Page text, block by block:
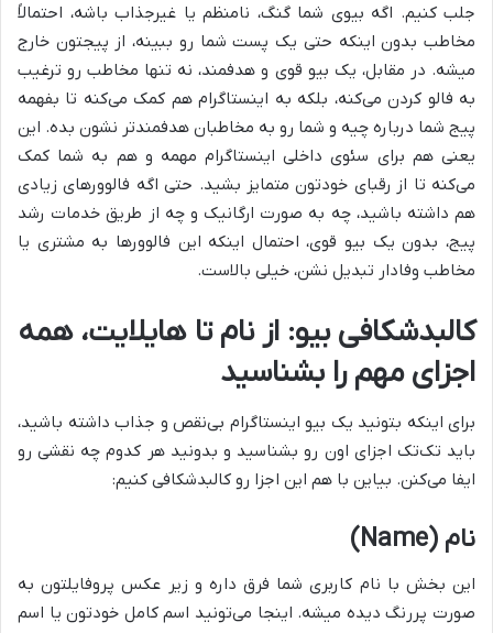
جلب کنیم. اگه بیوی شما گنگ، نامنظم یا غیرجذاب باشه، احتمالاً
مخاطب بدون اینکه حتی یک پست شما رو ببینه، از پیجتون خارج
میشه. در مقابل، یک بیو قوی و هدفمند، نه تنها مخاطب رو ترغیب
به فالو کردن می‌کنه، بلکه به اینستاگرام هم کمک می‌کنه تا بفهمه
پیج شما درباره چیه و شما رو به مخاطبان هدفمندتر نشون بده. این
یعنی هم برای سئوی داخلی اینستاگرام مهمه و هم به شما کمک
می‌کنه تا از رقبای خودتون متمایز بشید. حتی اگه فالوورهای زیادی
هم داشته باشید، چه به صورت ارگانیک و چه از طریق خدمات رشد
پیج، بدون یک بیو قوی، احتمال اینکه این فالوورها به مشتری یا
مخاطب وفادار تبدیل نشن، خیلی بالاست.
کالبدشکافی بیو: از نام تا هایلایت، همه
اجزای مهم را بشناسید
برای اینکه بتونید یک بیو اینستاگرام بی‌نقص و جذاب داشته باشید،
باید تک‌تک اجزای اون رو بشناسید و بدونید هر کدوم چه نقشی رو
ایفا می‌کنن. بیاین با هم این اجزا رو کالبدشکافی کنیم:
نام (Name)
این بخش با نام کاربری شما فرق داره و زیر عکس پروفایلتون به
صورت پررنگ دیده میشه. اینجا می‌تونید اسم کامل خودتون یا اسم